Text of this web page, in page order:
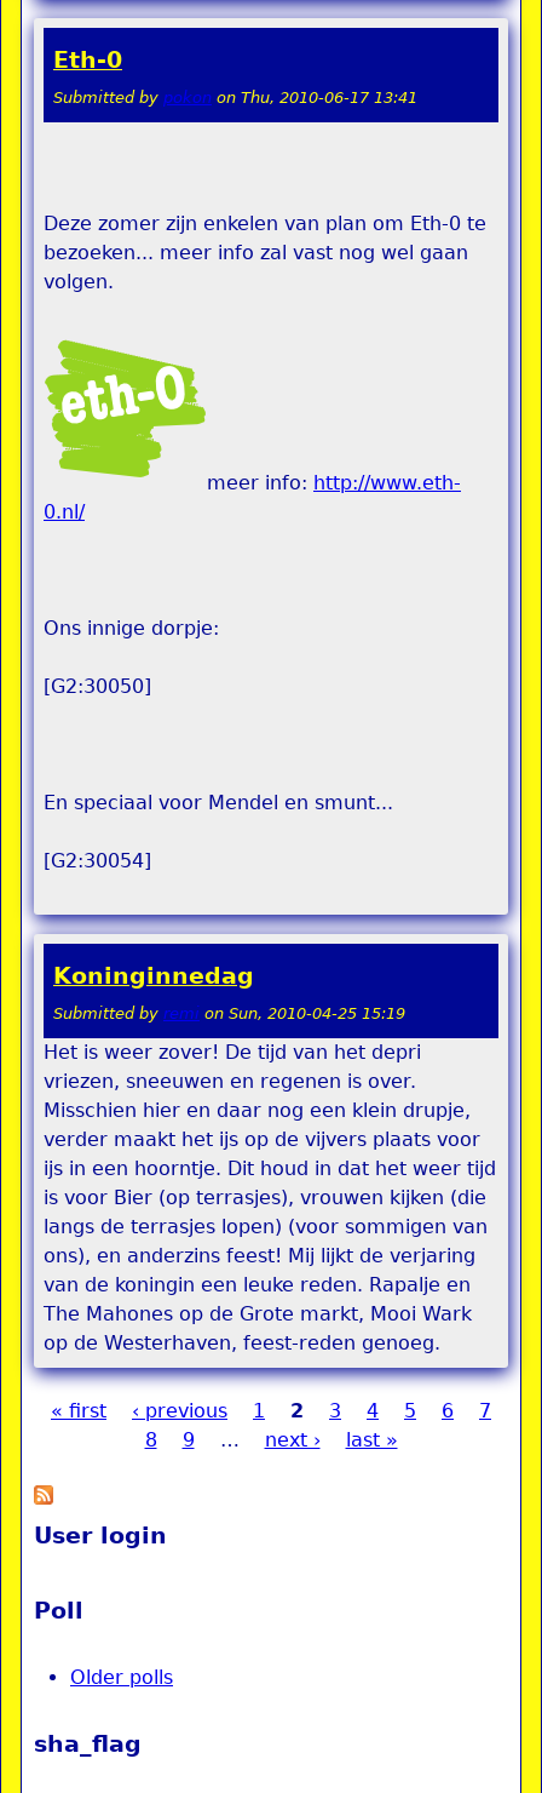
Eth-0
Submitted by pokon on Thu, 2010-06-17 13:41
Deze zomer zijn enkelen van plan om Eth-0 te
bezoeken... meer info zal vast nog wel gaan
volgen.
meer info: http://www.eth-
0.nl/
Ons innige dorpje:
[G2:30050]
En speciaal voor Mendel en smunt...
[G2:30054]
Koninginnedag
Submitted by remi on Sun, 2010-04-25 15:19
Het is weer zover! De tijd van het depri
vriezen, sneeuwen en regenen is over.
Misschien hier en daar nog een klein drupje,
verder maakt het ijs op de vijvers plaats voor
ijs in een hoorntje. Dit houd in dat het weer tijd
is voor Bier (op terrasjes), vrouwen kijken (die
langs de terrasjes lopen) (voor sommigen van
ons), en anderzins feest! Mij lijkt de verjaring
van de koningin een leuke reden. Rapalje en
The Mahones op de Grote markt, Mooi Wark
op de Westerhaven, feest-reden genoeg.
« first ‹ previous 1 2 3 4 5 6
7
8
9 … next › last »
User login
Poll
Older polls
sha_flag